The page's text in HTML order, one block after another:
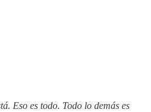
Eso es todo. Todo lo demás es